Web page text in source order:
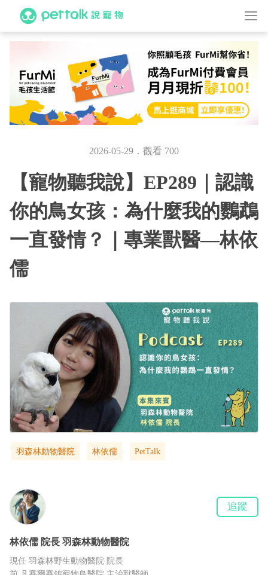
2026-05-29．觀看 700
【寵物聽我說】EP289｜認識
你的鳥女孩：為什麼我的鸚鵡
一直發情？｜專業獸醫—林依
儒
羽森林動物醫院 林依儒 PetTalk
林依儒 院長 羽森林動物醫院
現任 羽森林野生動物醫院 院長
追蹤